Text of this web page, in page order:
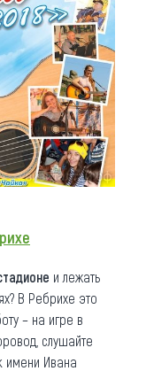
и лежать
В Ребрихе это
– на игре в
слушайте
имени Ивана